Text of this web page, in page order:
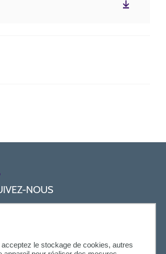
le stockage de cookies, autres
NOUS